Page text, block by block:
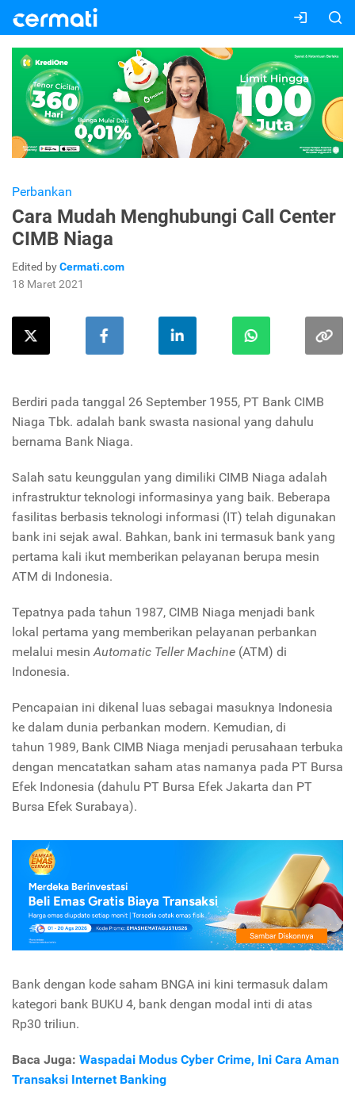
Perbankan
Cara Mudah Menghubungi Call Center
CIMB Niaga
Edited byCermati.com
18 Maret 2021
Berdiri pada tanggal 26 September 1955, PT Bank CIMB
Niaga Tbk. adalah bank swasta nasional yang dahulu
bernama Bank Niaga.
Salah satu keunggulan yang dimiliki CIMB Niaga adalah
infrastruktur teknologi informasinya yang baik. Beberapa
fasilitas berbasis teknologi informasi (IT) telah digunakan
bank ini sejak awal. Bahkan, bank ini termasuk bank yang
pertama kali ikut memberikan pelayanan berupa mesin
ATM di Indonesia.
Tepatnya pada tahun 1987, CIMB Niaga menjadi bank
lokal pertama yang memberikan pelayanan perbankan
melalui mesinAutomatic Teller Machine (ATM) di
Indonesia.
Pencapaian ini dikenal luas sebagai masuknya Indonesia
ke dalam dunia perbankan modern. Kemudian, di
tahun 1989, Bank CIMB Niaga menjadi perusahaan terbuka
dengan mencatatkan saham atas namanya pada PT Bursa
Efek Indonesia (dahulu PT Bursa Efek Jakarta dan PT
Bursa Efek Surabaya).
Bank dengan kode saham BNGA ini kini termasuk dalam
kategori bank BUKU 4, bank dengan modal inti di atas
Rp30 triliun.
Baca Juga: Waspadai Modus Cyber Crime, Ini Cara Aman
Transaksi Internet Banking